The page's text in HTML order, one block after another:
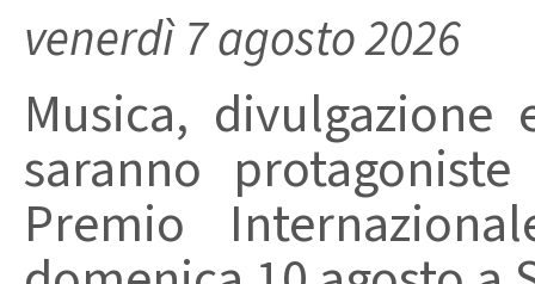
venerdì 7 agosto 2026
Musica,
saranno
Premio